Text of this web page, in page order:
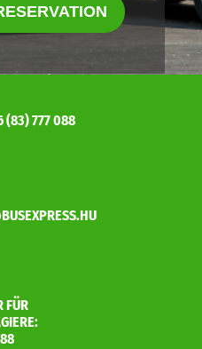
(83) 777 088
FÜR